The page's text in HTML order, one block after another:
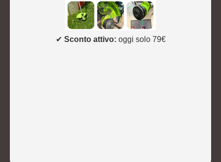
✔ Sconto attivo: oggi solo 79€